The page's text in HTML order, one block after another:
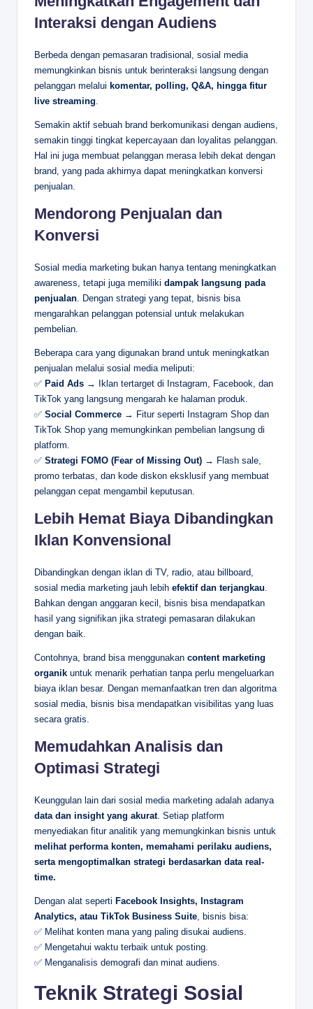
Interaksi dengan Audiens
Berbeda dengan pemasaran tradisional, sosial media
memungkinkan bisnis untuk berinteraksi langsung dengan
pelanggan melalui komentar, polling, Q&A, hingga fitur
live streaming.
Semakin aktif sebuah brand berkomunikasi dengan audiens,
semakin tinggi tingkat kepercayaan dan loyalitas pelanggan.
Hal ini juga membuat pelanggan merasa lebih dekat dengan
brand, yang pada akhirnya dapat meningkatkan konversi
penjualan.
Mendorong Penjualan dan
Konversi
Sosial media marketing bukan hanya tentang meningkatkan
awareness, tetapi juga memiliki dampak langsung pada
penjualan. Dengan strategi yang tepat, bisnis bisa
mengarahkan pelanggan potensial untuk melakukan
pembelian.
Beberapa cara yang digunakan brand untuk meningkatkan
penjualan melalui sosial media meliputi:
✅ Paid Ads → Iklan tertarget di Instagram, Facebook, dan
TikTok yang langsung mengarah ke halaman produk.
✅ Social Commerce → Fitur seperti Instagram Shop dan
TikTok Shop yang memungkinkan pembelian langsung di
platform.
✅ Strategi FOMO (Fear of Missing Out) → Flash sale,
promo terbatas, dan kode diskon eksklusif yang membuat
pelanggan cepat mengambil keputusan.
Lebih Hemat Biaya Dibandingkan
Iklan Konvensional
Dibandingkan dengan iklan di TV, radio, atau billboard,
sosial media marketing jauh lebih efektif dan terjangkau.
Bahkan dengan anggaran kecil, bisnis bisa mendapatkan
hasil yang signifikan jika strategi pemasaran dilakukan
dengan baik.
Contohnya, brand bisa menggunakan content marketing
organik untuk menarik perhatian tanpa perlu mengeluarkan
biaya iklan besar. Dengan memanfaatkan tren dan algoritma
sosial media, bisnis bisa mendapatkan visibilitas yang luas
secara gratis.
Memudahkan Analisis dan
Optimasi Strategi
Keunggulan lain dari sosial media marketing adalah adanya
data dan insight yang akurat. Setiap platform
menyediakan fitur analitik yang memungkinkan bisnis untuk
melihat performa konten, memahami perilaku audiens,
serta mengoptimalkan strategi berdasarkan data real-
time.
Dengan alat seperti Facebook Insights, Instagram
Analytics, atau TikTok Business Suite, bisnis bisa:
✅ Melihat konten mana yang paling disukai audiens.
✅ Mengetahui waktu terbaik untuk posting.
✅ Menganalisis demografi dan minat audiens.
Teknik Strategi Sosial